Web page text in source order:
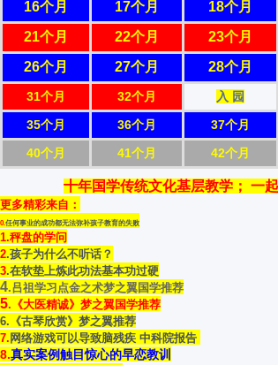
16个月
17个月 18个月
21个月
22个月 23个月
26个月
27个月 28个月
31个月 32个月 入 园
35个月
36个月 37个月
40个月
41个月 42个月
十年国学传统文化基层教学； 一
更多精彩来自：
0.任何事业的成功都无法弥补孩子教育的失败
1.秤盘的学问
2.孩子为什么不听话？
3.在软垫上炼此功法基本功过硬
4.吕祖学习点金之术梦之翼国学推荐
5.《大医精诚》梦之翼国学推荐
6.《古琴欣赏》梦之翼推荐
7. 网络游戏可以导致脑残疾 中科院报告
8.真实案例触目惊心的早恋教训